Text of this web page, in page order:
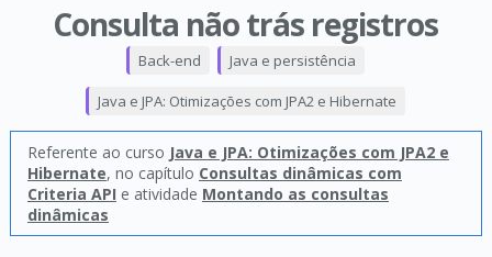
Consulta não trás registros
Back-end Java e persistência
Java e JPA: Otimizações com JPA2 e Hibernate
Referente ao curso Java e JPA: Otimizações com JPA2 e
Hibernate, no capítulo Consultas dinâmicas com
Criteria API e atividade Montando as consultas
dinâmicas